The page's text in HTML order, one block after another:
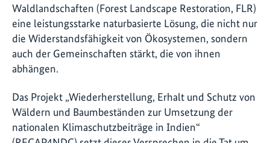
Waldlandschaften (Forest Landscape Restoration, FLR)
eine leistungsstarke naturbasierte Lösung, die nicht nur
die Widerstandsfähigkeit von Ökosystemen, sondern
auch der Gemeinschaften stärkt, die von ihnen
abhängen.
Das Projekt „Wiederherstellung, Erhalt und Schutz von
Wäldern und Baumbeständen zur Umsetzung der
nationalen Klimaschutzbeiträge in Indien“